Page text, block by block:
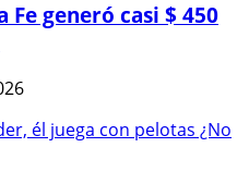
Fe generó casi $ 450